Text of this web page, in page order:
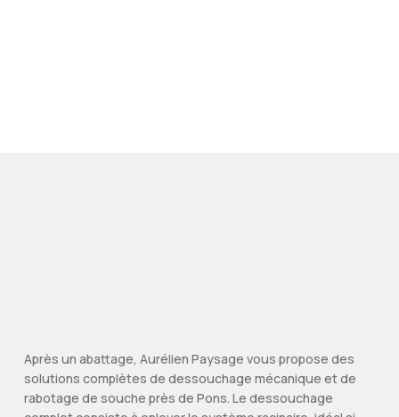
Après un abattage, Aurélien Paysage vous propose des
solutions complètes de dessouchage mécanique et de
rabotage de souche près de Pons. Le dessouchage